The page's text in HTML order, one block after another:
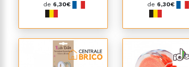
de 6,30€
de 6,30€